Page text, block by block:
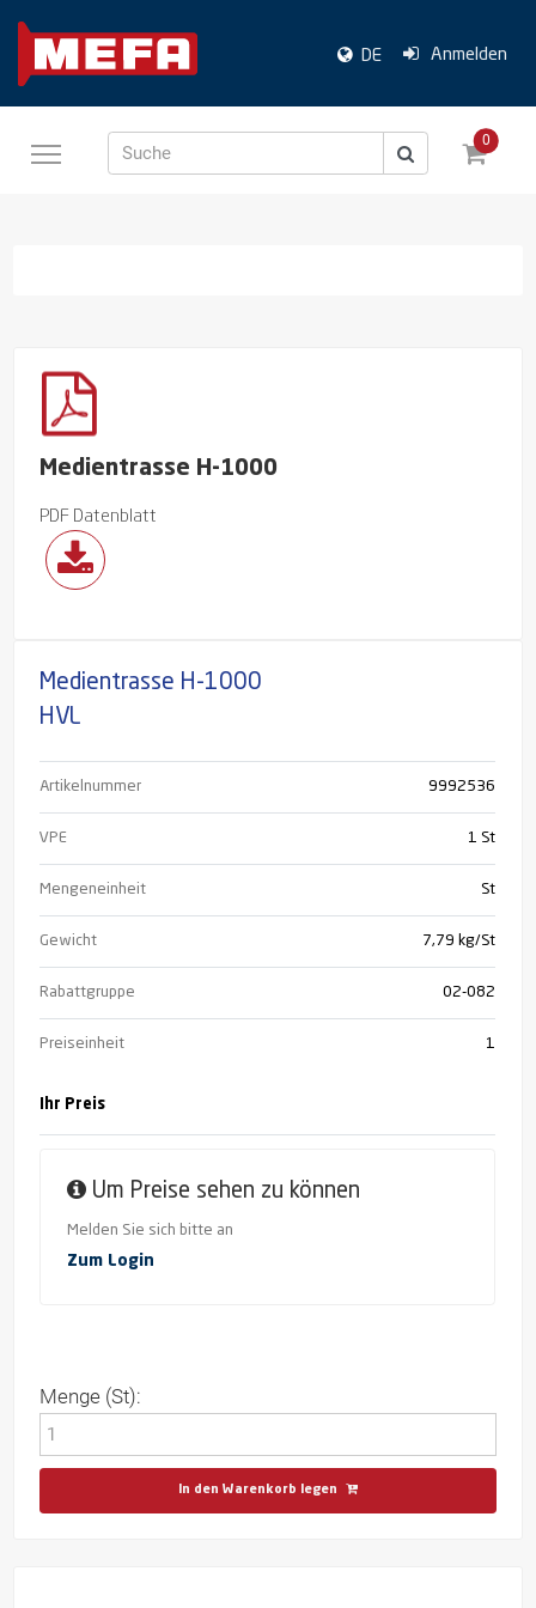
DE Anmelden
Suche
0
Medientrasse H-1000
PDF Datenblatt
Medientrasse H-1000
HVL
Artikelnummer 9992536
VPE 1 St
Mengeneinheit St
Gewicht 7,79 kg/St
Rabattgruppe 02-082
Preiseinheit 1
Ihr Preis
Um Preise sehen zu können
Melden Sie sich bitte an
Zum Login
Menge (St):
In den Warenkorb legen